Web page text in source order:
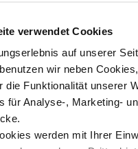
verwendet Cookies
auf unserer
wir neben
die Funktionalität unserer
für Analyse-, Marketing-
werden mit Ihrer
alle Fragen rund um das
Mehr erfahren